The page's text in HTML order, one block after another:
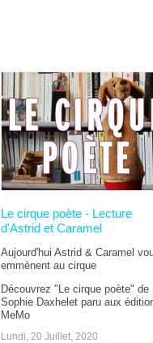
Le cirque poète - Lecture
d'Astrid et Caramel
Aujourd'hui Astrid & Caramel
emmènent au cirque
Découvrez "Le cirque poète" de
Sophie Daxhelet paru aux
MeMo
Lundi, 20 Juillet, 2020